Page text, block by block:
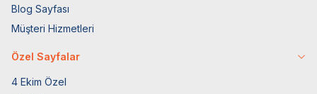
Blog Sayfası
Müşteri Hizmetleri
Özel Sayfalar
4 Ekim Özel